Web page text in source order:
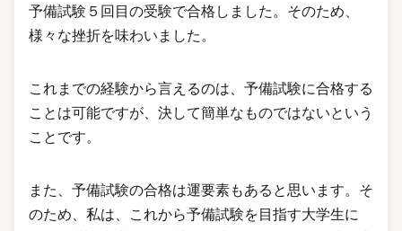
予備試験５回目の受験で合格しました。そのため、
様々な挫折を味わいました。
これまでの経験から言えるのは、予備試験に合格する
ことは可能ですが、決して簡単なものではないという
ことです。
また、予備試験の合格は運要素もあると思います。そ
のため、私は、これから予備試験を目指す大学生に